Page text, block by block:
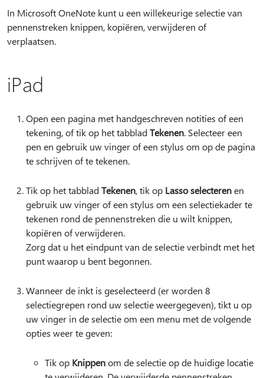
In Microsoft OneNote kunt u een willekeurige selectie van
pennenstreken knippen, kopiëren, verwijderen of
verplaatsen.
iPad
Open een pagina met handgeschreven notities of een
tekening, of tik op het tabbladTekenen. Selecteer een
pen en gebruik uw vinger of een stylus om op de pagina
te schrijven of te tekenen.
Tik op het tabbladTekenen, tik op Lasso selecterenen
gebruik uw vinger of een stylus om een selectiekader te
tekenen rond de pennenstreken die u wilt knippen,
kopiëren of verwijderen.
Zorg dat u het eindpunt van de selectie verbindt met het
punt waarop u bent begonnen.
Wanneer de inkt is geselecteerd (er worden 8
selectiegrepen rond uw selectie weergegeven), tikt u op
uw vinger in de selectie om een menu met de volgende
opties weer te geven:
Tik op Knippenom de selectie op de huidige locatie